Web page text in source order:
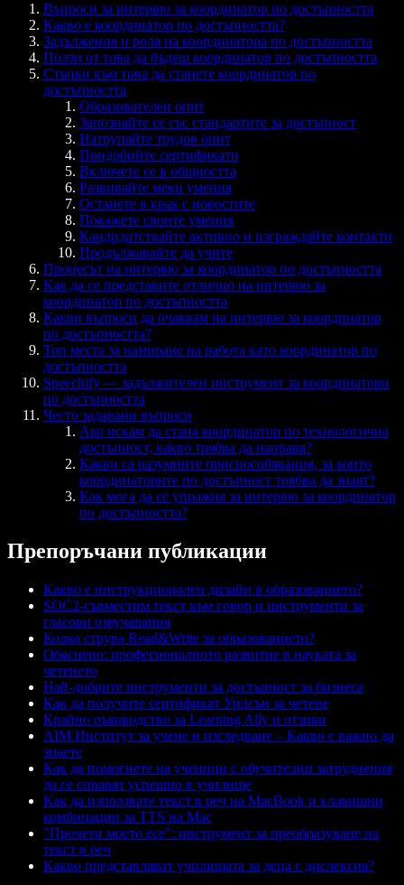
Въпроси за интервю за координатор по достъпността
Какво е координатор по достъпността?
Задължения и роля на координатора по достъпността
Ползи от това да бъдеш координатор по достъпността
Стъпки към това да станете координатор по
достъпността
Образователен опит
Запознайте се със стандартите за достъпност
Натрупайте трудов опит
Придобийте сертификати
Включете се в общността
Развивайте меки умения
Останете в крак с новостите
Покажете своите умения
Кандидатствайте активно и изграждайте контакти
Продължавайте да учите
Процесът на интервю за координатор по достъпността
Как да се представите отлично на интервю за
координатор по достъпността
Какви въпроси да очаквам на интервю за координатор
по достъпността?
Топ места за намиране на работа като координатор по
достъпността
Speechify — задължителен инструмент за координатори
по достъпността
Често задавани въпроси
Ако искам да стана координатор по технологична
достъпност, какво трябва да направя?
Какви са разумните приспособявания, за които
координаторите по достъпност трябва да знаят?
Как мога да се упражня за интервю за координатор
по достъпността?
Препоръчани публикации
Какво е инструкционален дизайн в образованието?
SOC2-съвместим текст към говор и инструменти за
гласови озвучавания
Колко струва Read&Write за образованието?
Обяснено: професионалното развитие в науката за
четенето
Най-добрите инструменти за достъпност за бизнеса
Как да получите сертификат Уилсън за четене
Крайно ръководство за Learning Ally и отзиви
AIM Институт за учене и изследване – Какво е важно да
знаете
Как да помогнете на ученици с обучителни затруднения
да се справят успешно в училище
Как да използвате текст в реч на MacBook и клавишни
комбинации за TTS на Mac
"Прочети моето есе": инструмент за преобразуване на
текст в реч
Какво представляват училищата за деца с дислексия?